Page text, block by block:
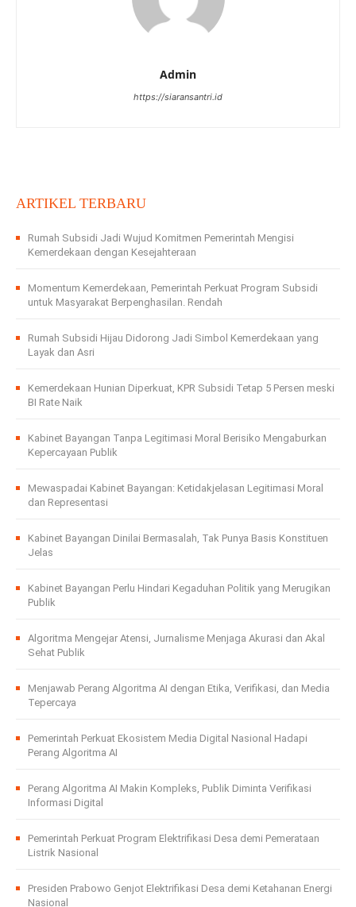
Admin
https://siaransantri.id
ARTIKEL TERBARU
Rumah Subsidi Jadi Wujud Komitmen Pemerintah Mengisi
Kemerdekaan dengan Kesejahteraan
Momentum Kemerdekaan, Pemerintah Perkuat Program Subsidi
untuk Masyarakat Berpenghasilan. Rendah
Rumah Subsidi Hijau Didorong Jadi Simbol Kemerdekaan yang
Layak dan Asri
Kemerdekaan Hunian Diperkuat, KPR Subsidi Tetap 5 Persen meski
BI Rate Naik
Kabinet Bayangan Tanpa Legitimasi Moral Berisiko Mengaburkan
Kepercayaan Publik
Mewaspadai Kabinet Bayangan: Ketidakjelasan Legitimasi Moral
dan Representasi
Kabinet Bayangan Dinilai Bermasalah, Tak Punya Basis Konstituen
Jelas
Kabinet Bayangan Perlu Hindari Kegaduhan Politik yang Merugikan
Publik
Algoritma Mengejar Atensi, Jurnalisme Menjaga Akurasi dan Akal
Sehat Publik
Menjawab Perang Algoritma AI dengan Etika, Verifikasi, dan Media
Tepercaya
Pemerintah Perkuat Ekosistem Media Digital Nasional Hadapi
Perang Algoritma AI
Perang Algoritma AI Makin Kompleks, Publik Diminta Verifikasi
Informasi Digital
Pemerintah Perkuat Program Elektrifikasi Desa demi Pemerataan
Listrik Nasional
Presiden Prabowo Genjot Elektrifikasi Desa demi Ketahanan Energi
Nasional